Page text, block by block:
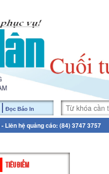
Đọc Báo In
Liên hệ quảng cáo: (84) 3747 3757
TIÊU ĐIỂM